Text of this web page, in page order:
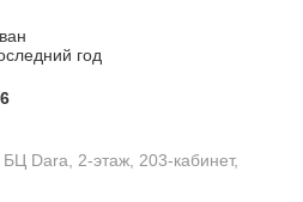
год
Dara, 2-этаж, 203-кабинет,